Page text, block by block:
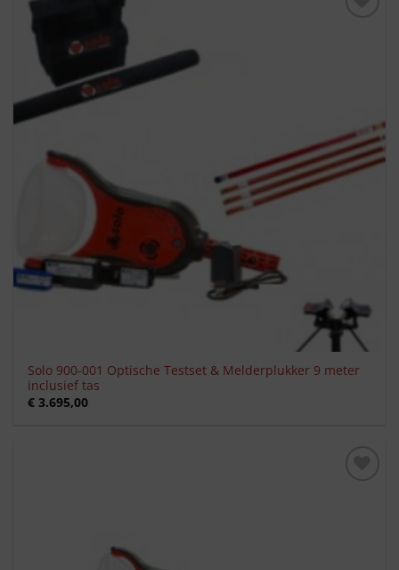
Solo 900-001 Optische Testset & Melderplukker 9 meter
inclusief tas
€ 3.695,00